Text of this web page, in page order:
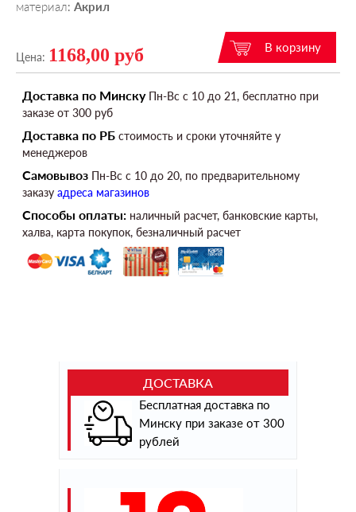
материал: Акрил
Цена: 1168,00 руб
Доставка по МинскуПн-Вс c 10 до 21, бесплатно при
заказе от 300 руб
Доставка по РБ стоимость и сроки уточняйте у
менеджеров
Самовывоз Пн-Вс c 10 до 20, по предварительному
заказу адреса магазинов
Способы оплаты: наличный расчет, банковские карты,
халва, карта покупок, безналичный расчет
ДОСТАВКА
Бесплатная доставка по
Минску при заказе от 300
рублей